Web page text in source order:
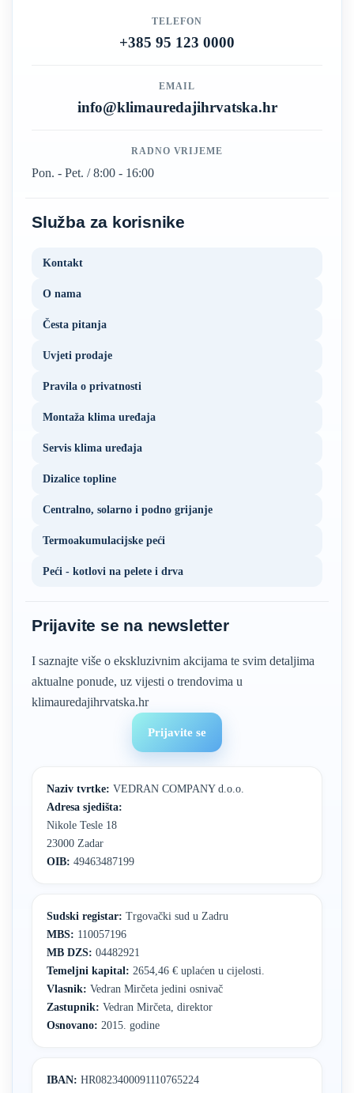
TELEFON
+385 95 123 0000
EMAIL
info@klimauredajihrvatska.hr
RADNO VRIJEME
Pon. - Pet. / 8:00 - 16:00
Služba za korisnike
Kontakt
O nama
Česta pitanja
Uvjeti prodaje
Pravila o privatnosti
Montaža klima uređaja
Servis klima uređaja
Dizalice topline
Centralno, solarno i podno grijanje
Termoakumulacijske peći
Peći - kotlovi na pelete i drva
Prijavite se na newsletter
I saznajte više o ekskluzivnim akcijama te svim detaljima
aktualne ponude, uz vijesti o trendovima u
klimauredajihrvatska.hr
Prijavite se
Naziv tvrtke: VEDRAN COMPANY d.o.o.
Adresa sjedišta:
Nikole Tesle 18
23000 Zadar
OIB: 49463487199
Sudski registar: Trgovački sud u Zadru
MBS: 110057196
MB DZS: 04482921
Temeljni kapital: 2654,46 € uplaćen u cijelosti.
Vlasnik: Vedran Mirčeta jedini osnivač
Zastupnik: Vedran Mirčeta, direktor
Osnovano: 2015. godine
IBAN: HR0823400091110765224